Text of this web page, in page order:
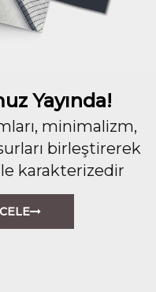
Yayında!
minimalizm,
birleştirerek
karakterizedir